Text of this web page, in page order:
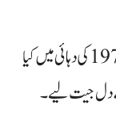
کیتھرین اوہارا نے اپنی اداکاری کے سفر کا آغاز 1970 کی دہائی میں کیا
دل جیت لیے۔